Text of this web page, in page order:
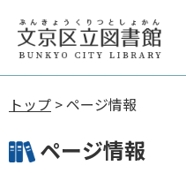
トップ > ページ情報
ページ情報